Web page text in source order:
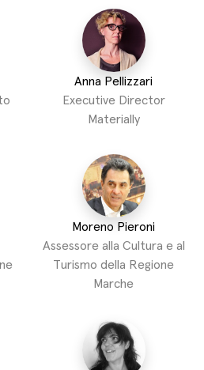
Anna Pellizzari
Executive Director
Materially
Moreno Pieroni
Assessore alla Cultura e al
Turismo della Regione
Marche